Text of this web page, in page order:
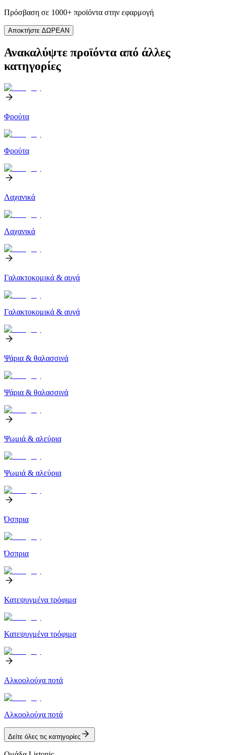
Πρόσβαση σε 1000+ προϊόντα στην εφαρμογή
Αποκτήστε ΔΩΡΕΑΝ
Ανακαλύψτε προϊόντα από άλλες
κατηγορίες
Φρούτα
Φρούτα
Λαχανικά
Λαχανικά
Γαλακτοκομικά & αυγά
Γαλακτοκομικά & αυγά
Ψάρια & θαλασσινά
Ψάρια & θαλασσινά
Ψωμιά & αλεύρια
Ψωμιά & αλεύρια
Όσπρια
Όσπρια
Κατεψυγμένα τρόφιμα
Κατεψυγμένα τρόφιμα
Αλκοολούχα ποτά
Αλκοολούχα ποτά
Δείτε όλες τις κατηγορίες